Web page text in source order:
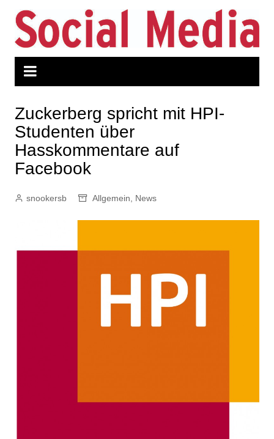
Inhalt
springen
Zuckerberg spricht mit HPI-
Studenten über
Hasskommentare auf
Facebook
snookersb Allgemein, News